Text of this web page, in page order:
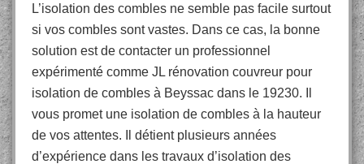
L’isolation des combles ne semble pas facile surtout
si vos combles sont vastes. Dans ce cas, la bonne
solution est de contacter un professionnel
expérimenté comme JL rénovation couvreur pour
isolation de combles à Beyssac dans le 19230. Il
vous promet une isolation de combles à la hauteur
de vos attentes. Il détient plusieurs années
d’expérience dans les travaux d’isolation des